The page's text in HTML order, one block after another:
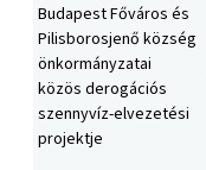
Budapest Főváros és
Pilisborosjenő község
önkormányzatai
közös derogációs
szennyvíz-elvezetési
projektje